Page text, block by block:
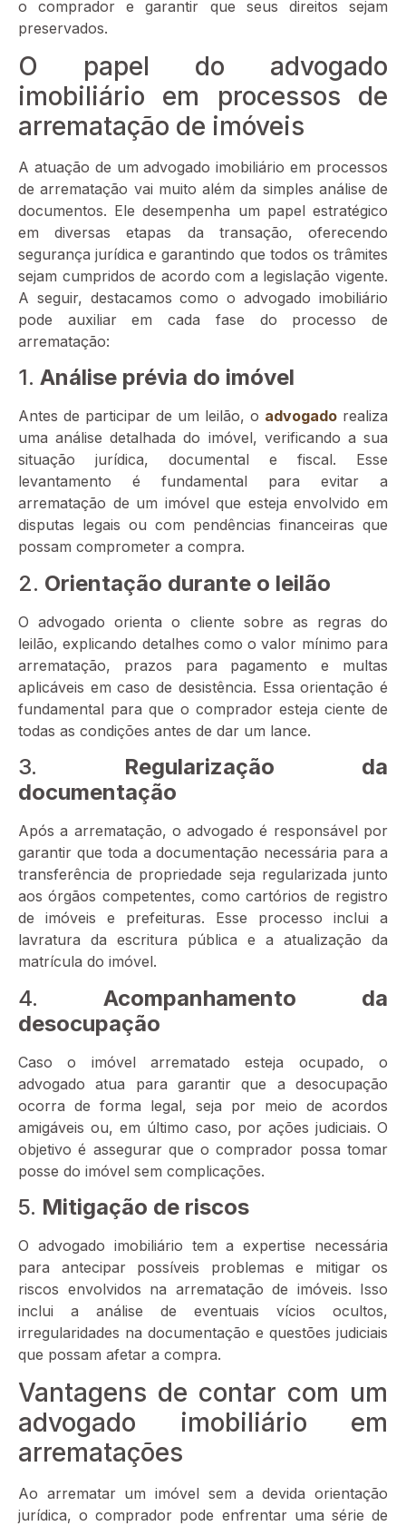
o comprador e garantir que seus direitos sejam
preservados.
O papel do advogado
imobiliário em processos de
arrematação de imóveis
A atuação de um advogado imobiliário em processos
de arrematação vai muito além da simples análise de
documentos. Ele desempenha um papel estratégico
em diversas etapas da transação, oferecendo
segurança jurídica e garantindo que todos os trâmites
sejam cumpridos de acordo com a legislação vigente.
A seguir, destacamos como o advogado imobiliário
pode auxiliar em cada fase do processo de
arrematação:
1. Análise prévia do imóvel
Antes de participar de um leilão, o advogado realiza
uma análise detalhada do imóvel, verificando a sua
situação jurídica, documental e fiscal. Esse
levantamento é fundamental para evitar a
arrematação de um imóvel que esteja envolvido em
disputas legais ou com pendências financeiras que
possam comprometer a compra.
2. Orientação durante o leilão
O advogado orienta o cliente sobre as regras do
leilão, explicando detalhes como o valor mínimo para
arrematação, prazos para pagamento e multas
aplicáveis em caso de desistência. Essa orientação é
fundamental para que o comprador esteja ciente de
todas as condições antes de dar um lance.
3. Regularização da
documentação
Após a arrematação, o advogado é responsável por
garantir que toda a documentação necessária para a
transferência de propriedade seja regularizada junto
aos órgãos competentes, como cartórios de registro
de imóveis e prefeituras. Esse processo inclui a
lavratura da escritura pública e a atualização da
matrícula do imóvel.
4. Acompanhamento da
desocupação
Caso o imóvel arrematado esteja ocupado, o
advogado atua para garantir que a desocupação
ocorra de forma legal, seja por meio de acordos
amigáveis ou, em último caso, por ações judiciais. O
objetivo é assegurar que o comprador possa tomar
posse do imóvel sem complicações.
5. Mitigação de riscos
O advogado imobiliário tem a expertise necessária
para antecipar possíveis problemas e mitigar os
riscos envolvidos na arrematação de imóveis. Isso
inclui a análise de eventuais vícios ocultos,
irregularidades na documentação e questões judiciais
que possam afetar a compra.
Vantagens de contar com um
advogado imobiliário em
arrematações
Ao arrematar um imóvel sem a devida orientação
jurídica, o comprador pode enfrentar uma série de